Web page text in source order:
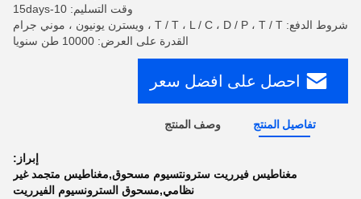
وقت التسليم: 10-15days
شروط الدفع: T / T ، L / C ، D / P ، T / T ، ويسترن يونيون ، موني جرام
القدرة على العرض: 10000 طن سنويا
احصل على افضل سعر
تفاصيل المنتج وصف المنتج
إبراز:
مغناطيس فيرريت سترونتسيوم مسحوق,مغناطيس متجمد غير
نظامي,مسحوق السترونسيوم الفيرريت